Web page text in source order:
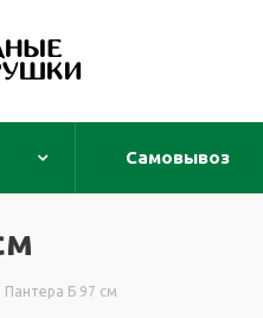
Самовывоз
Пантера Б 97 см